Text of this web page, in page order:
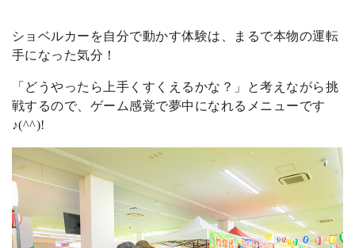
ショベルカーを自分で動かす体験は、まるで本物の運転
手になった気分！
「どうやったら上手くすくえるかな？」と考えながら挑
戦するので、ゲーム感覚で夢中になれるメニューです
♪(^^)!